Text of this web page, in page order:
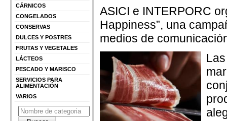
CÁRNICOS
CONGELADOS
CONSERVAS
DULCES Y POSTRES
FRUTAS Y VEGETALES
LÁCTEOS
PESCADO Y MARISCO
SERVICIOS PARA
ALIMENTACIÓN
VARIOS
ASICI e INTERPORC
Happiness”, una
medios de